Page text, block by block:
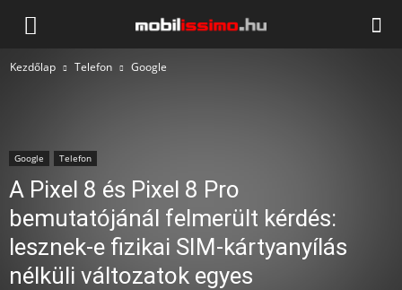
Mobilissimo.hu
Kezdőlap Telefon Google
Google Telefon
A Pixel 8 és Pixel 8 Pro
bemutatójánál felmerült kérdés:
lesznek-e fizikai SIM-kártyanyílás
nélküli változatok egyes